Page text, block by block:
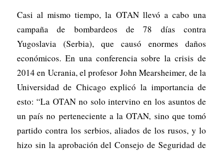
Casi al mismo tiempo, la OTAN llevó a cabo una
campaña de bombardeos de 78 días contra
Yugoslavia (Serbia), que causó enormes daños
económicos. En una conferencia sobre la crisis de
2014 en Ucrania, el profesor John Mearsheimer, de la
Universidad de Chicago explicó la importancia de
esto: “La OTAN no solo intervino en los asuntos de
un país no perteneciente a la OTAN, sino que tomó
partido contra los serbios, aliados de los rusos, y lo
hizo sin la aprobación del Consejo de Seguridad de